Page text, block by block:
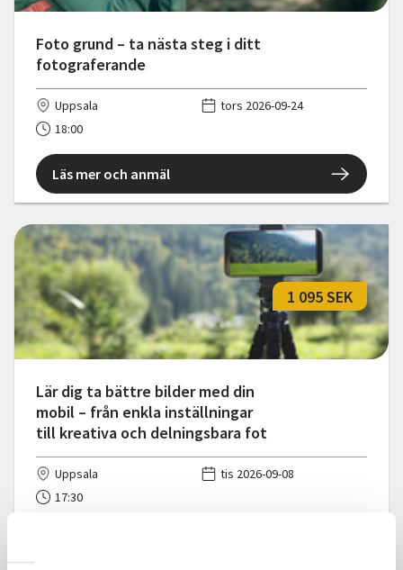
Foto grund – ta nästa steg i ditt
fotograferande
Uppsala
tors 2026-09-24
18:00
Läs mer och anmäl
Lär dig ta bättre bilder med din
mobil – från enkla inställningar
till kreativa och delningsbara fot
1 095 SEK
Uppsala
tis 2026-09-08
17:30